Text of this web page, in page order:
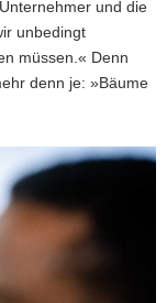
und die
unbedingt
müssen.« Denn
denn je: »Bäume